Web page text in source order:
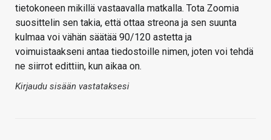
tietokoneen mikillä vastaavalla matkalla. Tota Zoomia
suosittelin sen takia, että ottaa streona ja sen suunta
kulmaa voi vähän säätää 90/120 astetta ja
voimuistaakseni antaa tiedostoille nimen, joten voi tehdä
ne siirrot edittiin, kun aikaa on.
Kirjaudu sisään vastataksesi